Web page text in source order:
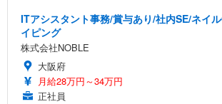
ITアシスタント事務/賞与あり/社内SE/ネイ
イピング
株式会社NOBLE
大阪府
月給28万円～34万円
正社員